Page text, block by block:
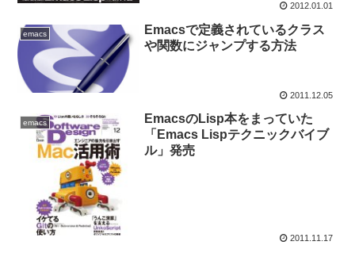
2012.01.01
emacs
Emacsで定義されているクラス
や関数にジャンプする方法
2011.12.05
emacs
EmacsのLisp本をまっていた
「Emacs Lispテクニックバイブ
ル」発売
2011.11.17